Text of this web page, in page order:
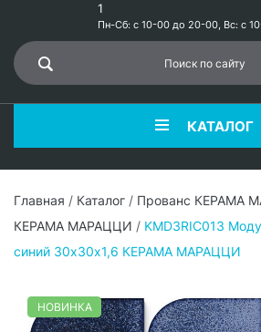
1
Пн-Сб: с 10-00 до 20-00, Вс: с
КАТАЛОГ
Главная / Каталог / Прованс КЕРАМА
КЕРАМА МАРАЦЦИ / KMD3RIC013
синий 30х30х1,6 КЕРАМА МАРАЦЦИ
НОВИНКА